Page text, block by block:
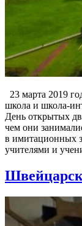
23 марта 2019
школа и школа-
День открытых
чем они
в имитационных
учителями и